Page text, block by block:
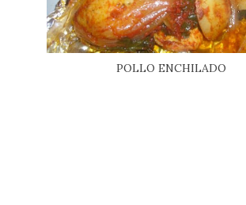
POLLO ENCHILADO